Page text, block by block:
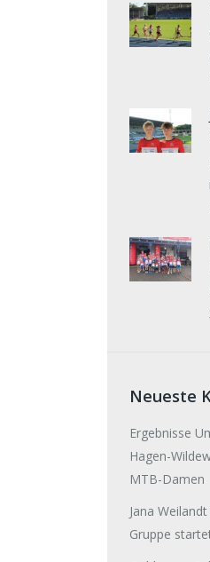
Neueste
Ergebnisse
Hagen-
MTB-Damen
Jana Weilandt
Gruppe